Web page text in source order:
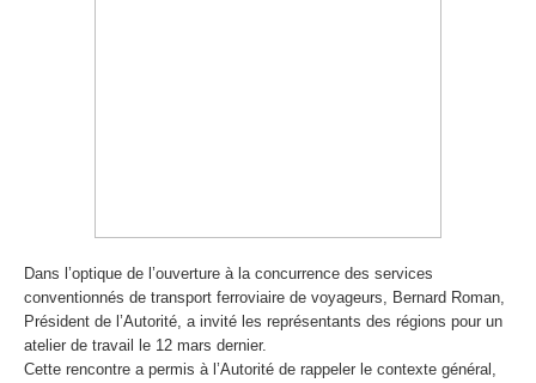
Dans l’optique de l’ouverture à la concurrence des services
conventionnés de transport ferroviaire de voyageurs, Bernard Roman,
Président de l’Autorité, a invité les représentants des régions pour un
atelier de travail le 12 mars dernier.
Cette rencontre a permis à l’Autorité de rappeler le contexte général,